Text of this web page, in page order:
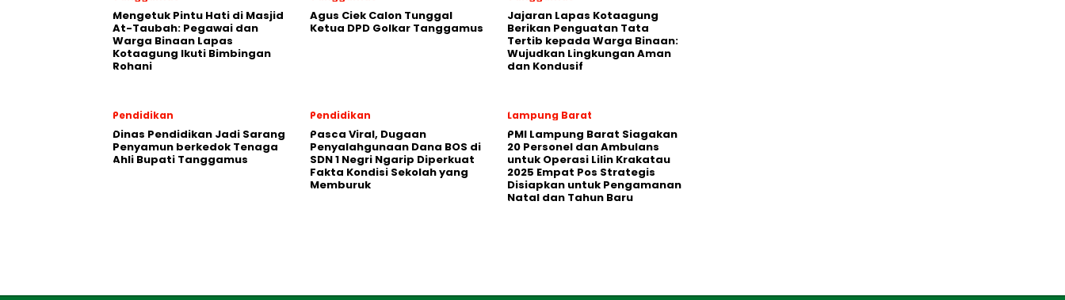
Mengetuk Pintu Hati di Masjid
At-Taubah: Pegawai dan
Warga Binaan Lapas
Kotaagung Ikuti Bimbingan
Rohani
Agus Ciek Calon Tunggal
Ketua DPD Golkar Tanggamus
Jajaran Lapas Kotaagung
Berikan Penguatan Tata
Tertib kepada Warga Binaan:
Wujudkan Lingkungan Aman
dan Kondusif
Pendidikan
Dinas Pendidikan Jadi Sarang
Penyamun berkedok Tenaga
Ahli Bupati Tanggamus
Pendidikan
Pasca Viral, Dugaan
Penyalahgunaan Dana BOS di
SDN 1 Negri Ngarip Diperkuat
Fakta Kondisi Sekolah yang
Memburuk
Lampung Barat
PMI Lampung Barat Siagakan
20 Personel dan Ambulans
untuk Operasi Lilin Krakatau
2025 Empat Pos Strategis
Disiapkan untuk Pengamanan
Natal dan Tahun Baru